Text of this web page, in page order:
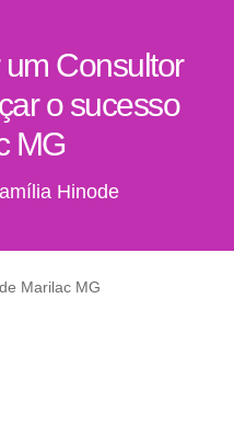
Consultor
o sucesso
MG
Hinode